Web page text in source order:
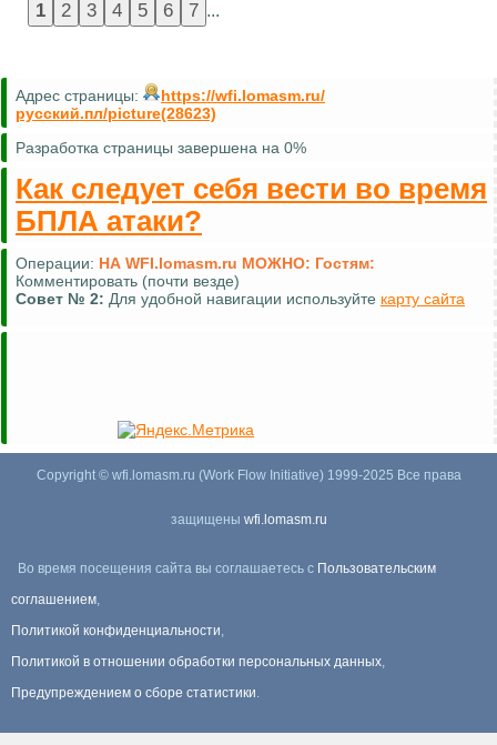
...
Адрес страницы:
https://wfi.lomasm.ru/
русский.пл/picture(28623)
Разработка страницы завершена на 0%
Как следует себя вести во время
БПЛА атаки?
Операции: НА WFI.lomasm.ru МОЖНО: Гостям:
Комментировать (почти везде)
Совет № 2: Для удобной навигации используйте карту сайта
Copyright © wfi.lomasm.ru (Work Flow Initiative) 1999-2025 Все права
защищены wfi.lomasm.ru
Во время посещения сайта вы соглашаетесь с Пользовательским
соглашением,
Политикой конфиденциальности,
Политикой в отношении обработки персональных данных,
Предупреждением о сборе статистики.